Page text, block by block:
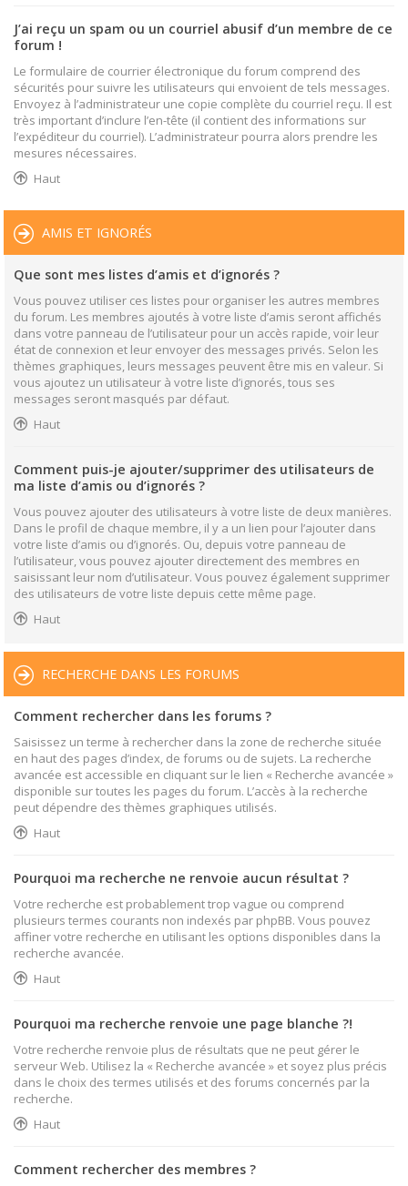
J’ai reçu un spam ou un courriel abusif d’un membre de ce
forum !
Le formulaire de courrier électronique du forum comprend des
sécurités pour suivre les utilisateurs qui envoient de tels messages.
Envoyez à l’administrateur une copie complète du courriel reçu. Il est
très important d’inclure l’en-tête (il contient des informations sur
l’expéditeur du courriel). L’administrateur pourra alors prendre les
mesures nécessaires.
Haut
AMIS ET IGNORÉS
Que sont mes listes d’amis et d’ignorés ?
Vous pouvez utiliser ces listes pour organiser les autres membres
du forum. Les membres ajoutés à votre liste d’amis seront affichés
dans votre panneau de l’utilisateur pour un accès rapide, voir leur
état de connexion et leur envoyer des messages privés. Selon les
thèmes graphiques, leurs messages peuvent être mis en valeur. Si
vous ajoutez un utilisateur à votre liste d’ignorés, tous ses
messages seront masqués par défaut.
Haut
Comment puis-je ajouter/supprimer des utilisateurs de
ma liste d’amis ou d’ignorés ?
Vous pouvez ajouter des utilisateurs à votre liste de deux manières.
Dans le profil de chaque membre, il y a un lien pour l’ajouter dans
votre liste d’amis ou d’ignorés. Ou, depuis votre panneau de
l’utilisateur, vous pouvez ajouter directement des membres en
saisissant leur nom d’utilisateur. Vous pouvez également supprimer
des utilisateurs de votre liste depuis cette même page.
Haut
RECHERCHE DANS LES FORUMS
Comment rechercher dans les forums ?
Saisissez un terme à rechercher dans la zone de recherche située
en haut des pages d’index, de forums ou de sujets. La recherche
avancée est accessible en cliquant sur le lien « Recherche avancée »
disponible sur toutes les pages du forum. L’accès à la recherche
peut dépendre des thèmes graphiques utilisés.
Haut
Pourquoi ma recherche ne renvoie aucun résultat ?
Votre recherche est probablement trop vague ou comprend
plusieurs termes courants non indexés par phpBB. Vous pouvez
affiner votre recherche en utilisant les options disponibles dans la
recherche avancée.
Haut
Pourquoi ma recherche renvoie une page blanche ?!
Votre recherche renvoie plus de résultats que ne peut gérer le
serveur Web. Utilisez la « Recherche avancée » et soyez plus précis
dans le choix des termes utilisés et des forums concernés par la
recherche.
Haut
Comment rechercher des membres ?